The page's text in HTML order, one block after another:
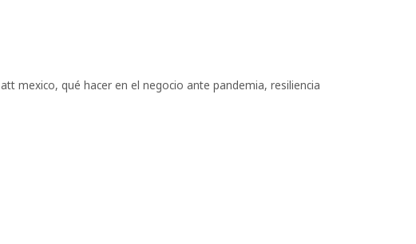
att mexico, qué hacer en el negocio ante pandemia, resiliencia